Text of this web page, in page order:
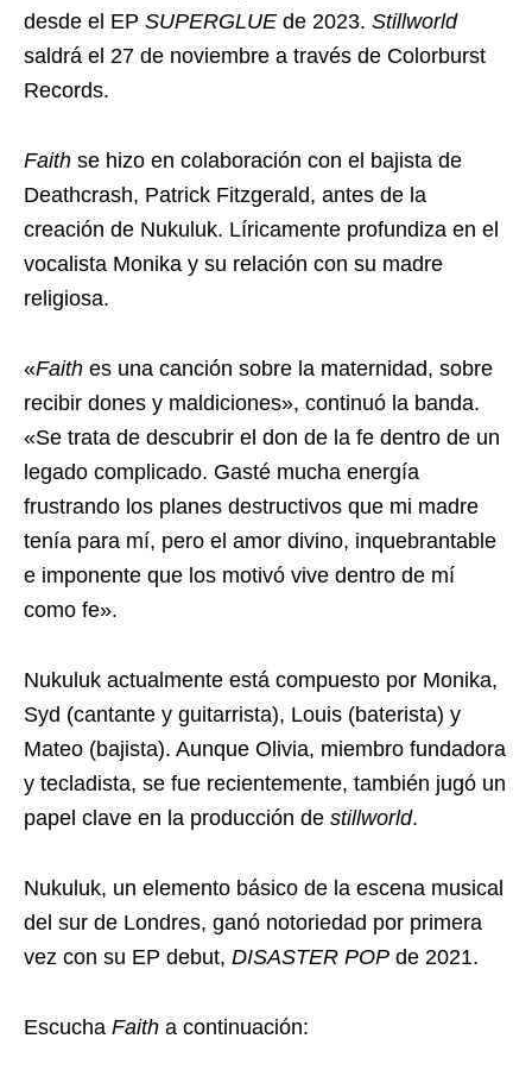
desde el EP SUPERGLUE de 2023. Stillworld
saldrá el 27 de noviembre a través de Colorburst
Records.
Faith se hizo en colaboración con el bajista de
Deathcrash, Patrick Fitzgerald, antes de la
creación de Nukuluk. Líricamente profundiza en el
vocalista Monika y su relación con su madre
religiosa.
«Faith es una canción sobre la maternidad, sobre
recibir dones y maldiciones», continuó la banda.
«Se trata de descubrir el don de la fe dentro de un
legado complicado. Gasté mucha energía
frustrando los planes destructivos que mi madre
tenía para mí, pero el amor divino, inquebrantable
e imponente que los motivó vive dentro de mí
como fe».
Nukuluk actualmente está compuesto por Monika,
Syd (cantante y guitarrista), Louis (baterista) y
Mateo (bajista). Aunque Olivia, miembro fundadora
y tecladista, se fue recientemente, también jugó un
papel clave en la producción de stillworld.
Nukuluk, un elemento básico de la escena musical
del sur de Londres, ganó notoriedad por primera
vez con su EP debut, DISASTER POP de 2021.
Escucha Faith a continuación: